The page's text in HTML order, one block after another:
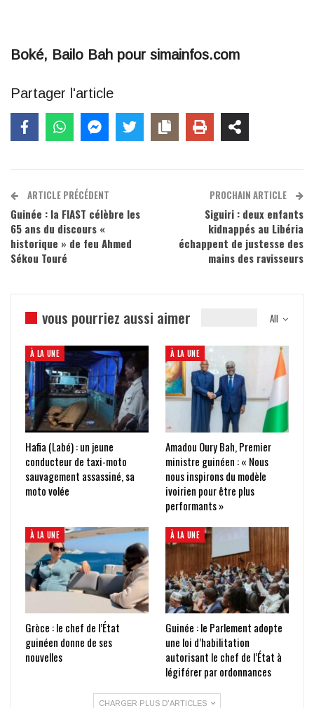
Boké, Bailo Bah pour simainfos.com
Partager l'article
ARTICLE PRÉCÉDENT
Guinée : la FIAST célèbre les
65 ans du discours «
historique » de feu Ahmed
Sékou Touré
PROCHAIN ARTICLE
Siguiri : deux enfants
kidnappés au Libéria
échappent de justesse des
mains des ravisseurs
All
vous pourriez aussi aimer
À LA UNE
Hafia (Labé) : un jeune
conducteur de taxi-moto
sauvagement assassiné, sa
moto volée
À LA UNE
Amadou Oury Bah, Premier
ministre guinéen : « Nous
nous inspirons du modèle
ivoirien pour être plus
performants »
À LA UNE
Grèce : le chef de l’État
guinéen donne de ses
nouvelles
À LA UNE
Guinée : le Parlement adopte
une loi d’habilitation
autorisant le chef de l’État à
légiférer par ordonnances
CHARGER PLUS D'ARTICLES